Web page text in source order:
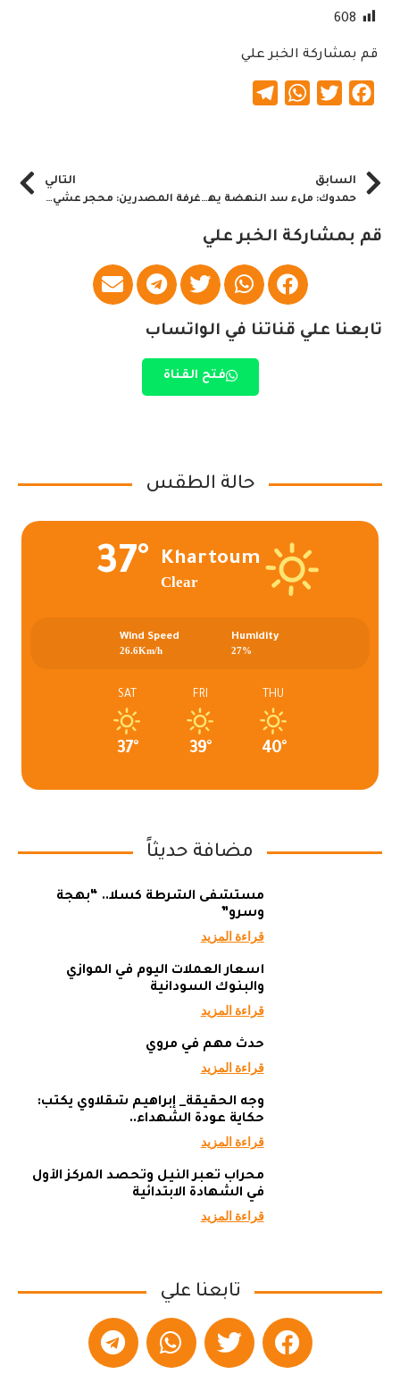
608
قم بمشاركة الخبر علي
Facebook
Twitter
WhatsApp
السابق
حمدوك: ملء سد النهضة يهدد حياة الناس والسدود
التالي
غرفة المصدرين: محجر عشي سيقفز بالصادر والإنتاج الحيواني
قم بمشاركة الخبر علي
تابعنا علي قناتنا في الواتساب
فتح القناة
حالة الطقس
Khartoum
Clear
37°
Humidity
27%
Wind Speed
26.6Km/h
THU
40°
FRI
39°
SAT
37°
مضافة حديثاً
مستشفى الشرطة كسلا.. “بهجة
وسرو”
قراءة المزيد
أسعار العملات اليوم في الموازي
والبنوك السودانية
قراءة المزيد
حدث مهم في مروي
قراءة المزيد
وجه الحقيقة_ إبراهيم شقلاوي يكتب:
حكاية عودة الشهداء..
قراءة المزيد
محراب تعبر النيل وتحصد المركز الأول
في الشهادة الابتدائية
قراءة المزيد
تابعنا علي